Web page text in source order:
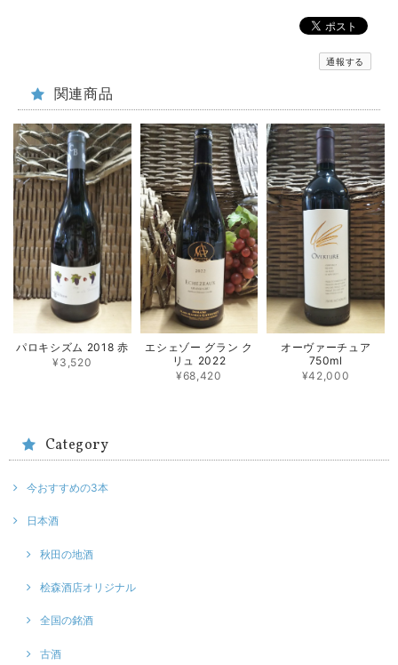
通報する
関連商品
パロキシズム 2018 赤
¥3,520
エシェゾー グラン ク
リュ 2022
¥68,420
オーヴァーチュア
750ml
¥42,000
Category
今おすすめの3本
日本酒
秋田の地酒
桧森酒店オリジナル
全国の銘酒
古酒